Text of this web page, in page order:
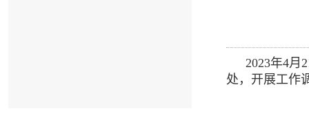
2023年4月
处，开展工作